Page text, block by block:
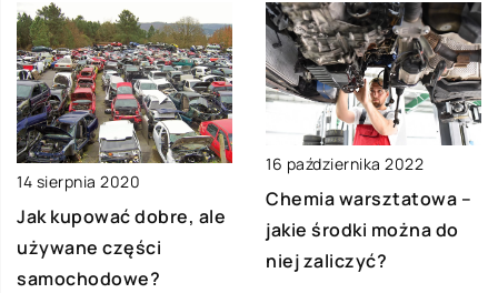
14 sierpnia 2020
Jak kupować dobre, ale
używane części
samochodowe?
16 października 2022
Chemia warsztatowa –
jakie środki można do
niej zaliczyć?